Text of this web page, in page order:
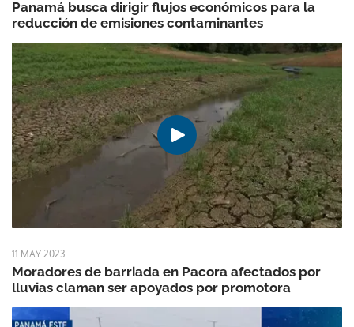
Panamá busca dirigir flujos económicos para la
reducción de emisiones contaminantes
11 MAY 2023
Moradores de barriada en Pacora afectados por
lluvias claman ser apoyados por promotora